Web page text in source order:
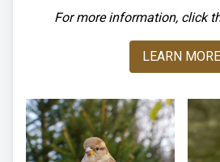
For more information, click
LEARN MORE